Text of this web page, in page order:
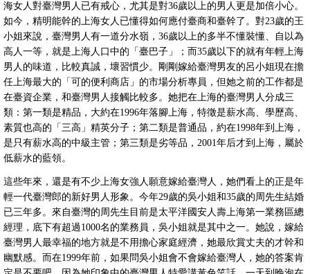
海女人對臺灣男人已有戒心，尤其是對36歲以上的男人更是加倍小心。
如今，精明能幹的上海女人已懂得如何應付臺商和臺幹了。對23歲的王
小姐來說，臺灣男人有一道分水嶺，36歲以上的多半不懂裝懂、自以為
高人一等，就是上海人口中的「臺巴子」；而35歲以下的就有年輕上海
男人的味道，比較真誠，壞習慣少。剛剛嫁給臺灣男友的呂小姐現在擔
任上海最大的「可的便利商店」的市場分析專員，但她之前的工作都是
在臺資企業，和臺灣男人接觸比較多。她把在上海的臺灣男人分成三
類：第一類是精品，大約在1996年落腳上海，特徵是薪水高、學歷高、
素質也高的「三高」精英分子；第二類是普通品，約在1998年到上海，
是只有薪水高的中級主管；第三類是劣等品，2001年后才到上海，屬於
低薪水的藍領。
這些年來，還是有不少上海女強人願意嫁給臺灣人，她們看上的正是年
輕一代臺灣郎的新好男人形象。今年29歲的吳小姐和35歲的周先生結婚
已三年多。來自臺灣的周先生目前是太平洋國安人壽上海第一業務區總
經理，底下有超過1000名的業務員，吳小姐就是其中之一。她說，嫁給
臺灣男人最幸福的地方就是不用擔心家庭經濟，她最欣賞丈夫的才幹和
幽默感。而在1999年前，如果問吳小姐會不會嫁給臺灣人，她的答案肯